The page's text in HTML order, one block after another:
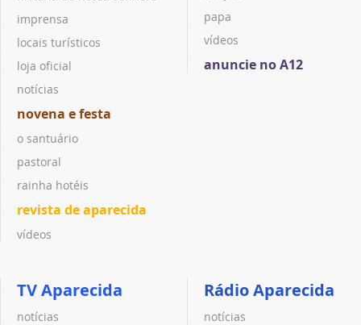
imprensa
locais turísticos
loja oficial
notícias
novena e festa
o santuário
pastoral
rainha hotéis
revista de aparecida
vídeos
papa
vídeos
anuncie no A12
TV Aparecida
notícias
Rádio Aparecida
notícias